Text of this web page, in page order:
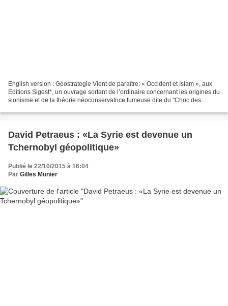
English version : Geostrategie Vient de paraître: « Occident et Islam », aux
Editions Sigest*, un ouvrage sortant de l’ordinaire concernant les origines du
sionisme et de la théorie néoconservatrice fumeuse dite du "Choc des
David Petraeus : «La Syrie est devenue un
Tchernobyl géopolitique»
Publié le 22/10/2015 à 16:04
Par Gilles Munier